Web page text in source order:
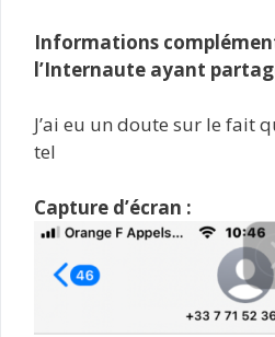
Informations
l’Internaute ayant
J’ai eu un doute sur le fait
tel
Capture d’écran :